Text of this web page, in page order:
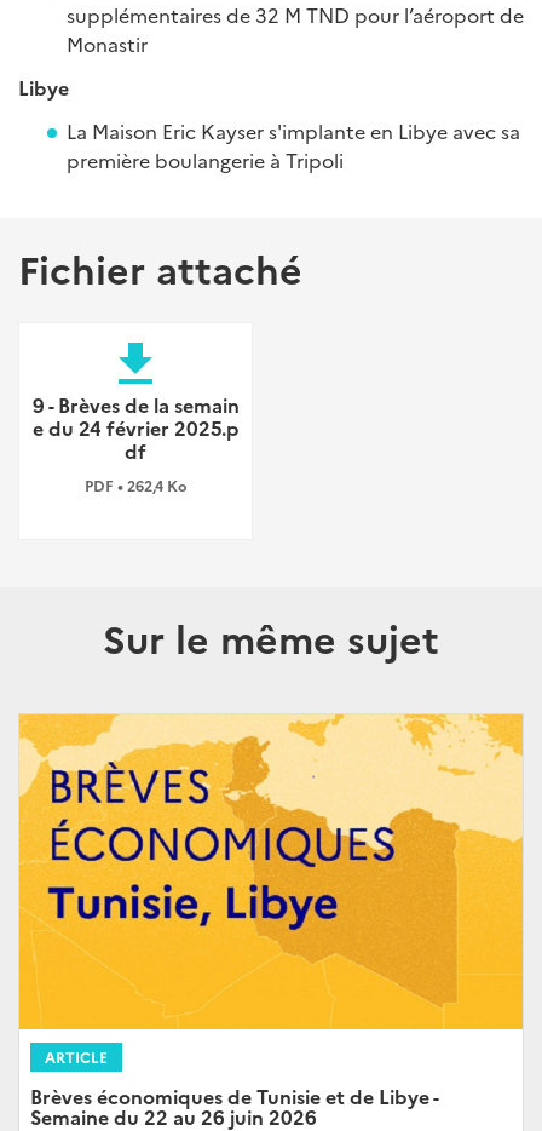
supplémentaires de 32 M TND pour l’aéroport de
Monastir
Libye
La Maison Eric Kayser s'implante en Libye avec sa
première boulangerie à Tripoli
Fichier attaché
file_download
9 - Brèves de la semain
e du 24 février 2025.p
df
PDF • 262,4 Ko
Sur le même sujet
ARTICLE
Brèves économiques de Tunisie et de Libye -
Semaine du 22 au 26 juin 2026